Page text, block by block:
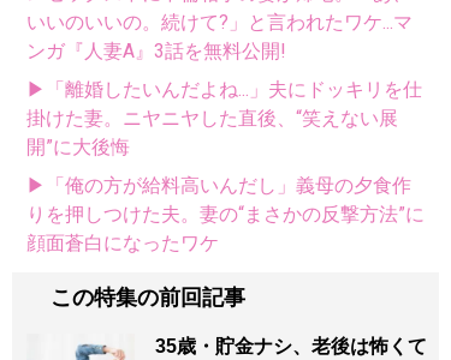
いいのいいの。続けて?」と言われたワケ...マ
ンガ『人妻A』3話を無料公開!
▶「離婚したいんだよね...」夫にドッキリを仕
掛けた妻。ニヤニヤした直後、“笑えない展
開”に大後悔
▶「俺の方が給料高いんだし」義母の夕食作
りを押しつけた夫。妻の“まさかの反撃方法”に
顔面蒼白になったワケ
この特集の前回記事
35歳・貯金ナシ、老後は怖くて